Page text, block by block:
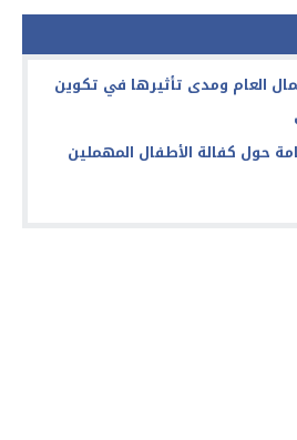
العام ومدى تأثيرها في تكوين
حول كفالة الأطفال المهملين